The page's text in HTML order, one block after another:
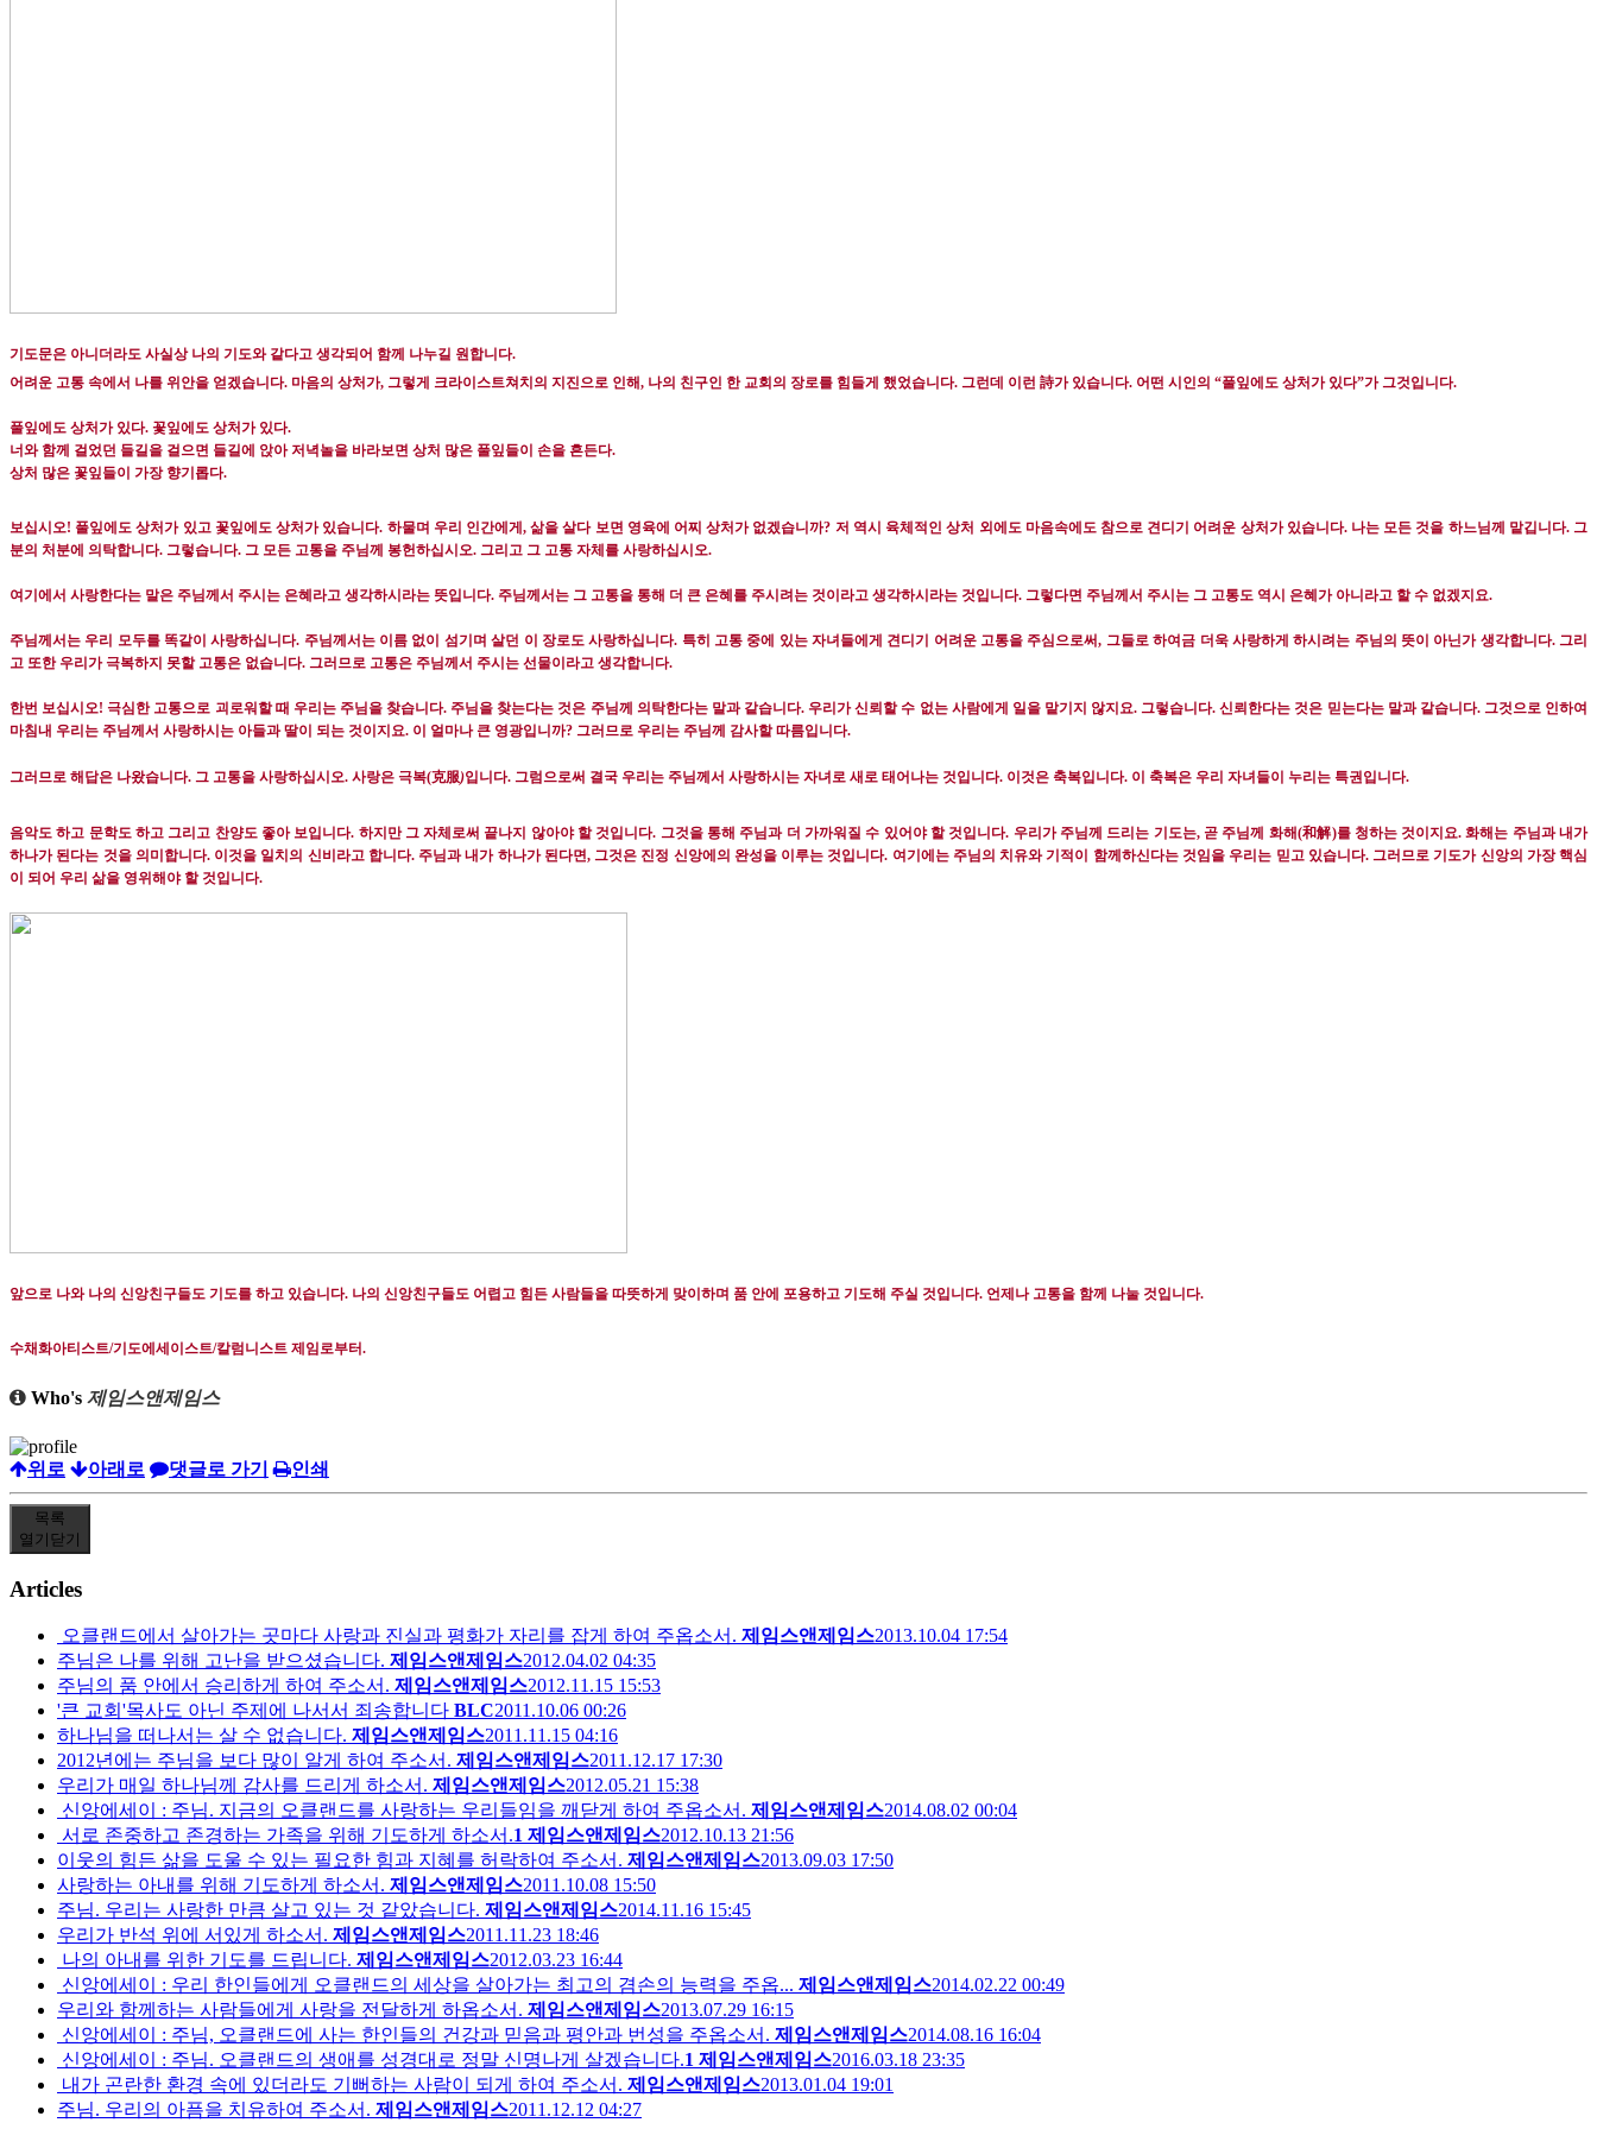
기도문은 아니더라도 사실상 나의 기도와 같다고 생각되어 함께 나누길 원합니다.
어려운 고통 속에서 나를 위안을 얻겠습니다. 마음의 상처가, 그렇게 크라이스트쳐치의 지진으로 인해, 나의 친구인 한 교회의 장로를 힘들게 했었습니다. 그런데 이런 詩가 있습니다. 어떤 시인의 “풀잎에도 상처가 있다”가 그것입니다.
풀잎에도 상처가 있다. 꽃잎에도 상처가 있다.
너와 함께 걸었던 들길을 걸으면 들길에 앉아 저녁놀을 바라보면 상처 많은 풀잎들이 손을 흔든다.
상처 많은 꽃잎들이 가장 향기롭다.
보십시오! 풀잎에도 상처가 있고 꽃잎에도 상처가 있습니다. 하물며 우리 인간에게 ,삶을 살다 보면 영육에 어찌 상처가 없겠습니까? 저 역시 육체적인 상처 외에도 마음속에도 참으로 견디기 어려운 상처가 있습니다. 나는 모든 것을 하느님께 맡깁니다.그
분의 처분에 의탁합니다. 그렇습니다. 그 모든 고통을 주님께 봉헌하십시오. 그리고 그 고통 자체를 사랑하십시오.
여기에서 사랑한다는 말은 주님께서 주시는 은혜라고 생각하시라는 뜻입니다. 주님께서는 그 고통을 통해 더 큰 은혜를 주시려는 것이라고 생각하시라는 것입니다. 그렇다면 주님께서 주시는 그 고통도 역시 은혜가 아니라고 할 수 없겠지요.
주님께서는 우리 모두를 똑같이 사랑하십니다. 주님께서는 이름 없이 섬기며 살던 이 장로도 사랑하십니다. 특히 고통 중에 있는 자녀들에게 견디기 어려운 고통을 주심으로써, 그들로 하여금 더욱 사랑하게 하시려는 주님의 뜻이 아닌가 생각합니다.그리
고 또한 우리가 극복하지 못할 고통은 없습니다. 그러므로 고통은 주님께서 주시는 선물이라고 생각합니다.
한번 보십시오!극심한 고통으로 괴로워할 때 우리는 주님을 찾습니다. 주님을 찾는다는 것은 주님께 의탁한다는 말과 같습니다. 우리가 신뢰할 수 없는 사람에게 일을 맡기지 않지요. 그렇습니다.신뢰한다는 것은 믿는다는 말과 같습니다. 그것으로 인하여
마침내 우리는 주님께서 사랑하시는 아들과 딸이 되는 것이지요. 이 얼마나 큰 영광입니까? 그러므로 우리는 주님께 감사할 따름입니다.
그러므로 해답은 나왔습니다. 그 고통을 사랑하십시오. 사랑은 극복(克服)입니다. 그럼으로써 결국 우리는 주님께서 사랑하시는 자녀로 새로 태어나는 것입니다. 이것은 축복입니다. 이 축복은 우리 자녀들이 누리는 특권입니다.
음악도 하고 문학도 하고 그리고 찬양도 좋아 보입니다. 하지만 그 자체로써 끝나지 않아야 할 것입니다. 그것을 통해 주님과 더 가까워질 수 있어야 할 것입니다. 우리가 주님께 드리는 기도는, 곧 주님께 화해(和解)를 청하는 것이지요.화해는 주님과 내가
하나가 된다는 것을 의미합니다. 이것을 일치의 신비라고 합니다. 주님과 내가 하나가 된다면,그것은 진정 신앙에의 완성을 이루는 것입니다. 여기에는 주님의 치유와 기적이 함께하신다는 것임을 우리는 믿고 있습니다.그러므로 기도가 신앙의 가장 핵심
이 되어 우리 삶을 영위해야 할 것입니다.
앞으로 나와 나의 신앙친구들도 기도를 하고 있습니다. 나의 신앙친구들도 어렵고 힘든 사람들을 따뜻하게 맞이하며 품 안에 포용하고 기도해 주실 것입니다. 언제나 고통을 함께 나눌 것입니다.
수채화아티스트/기도에세이스트/칼럼니스트 제임로부터.
Who's 제임스앤제임스
위로 아래로 댓글로 가기 인쇄
목록
열기 닫기
Articles
오클랜드에서 살아가는 곳마다 사랑과 진실과 평화가 자리를 잡게 하여 주옵소서. 제임스앤제임스2013.10.04 17:54
주님은 나를 위해 고난을 받으셨습니다. 제임스앤제임스2012.04.02 04:35
주님의 품 안에서 승리하게 하여 주소서. 제임스앤제임스2012.11.15 15:53
'큰 교회'목사도 아닌 주제에 나서서 죄송합니다 BLC2011.10.06 00:26
하나님을 떠나서는 살 수 없습니다. 제임스앤제임스2011.11.15 04:16
2012년에는 주님을 보다 많이 알게 하여 주소서. 제임스앤제임스2011.12.17 17:30
우리가 매일 하나님께 감사를 드리게 하소서. 제임스앤제임스2012.05.21 15:38
신앙에세이 : 주님. 지금의 오클랜드를 사랑하는 우리들임을 깨닫게 하여 주옵소서. 제임스앤제임스2014.08.02 00:04
서로 존중하고 존경하는 가족을 위해 기도하게 하소서.1 제임스앤제임스2012.10.13 21:56
이웃의 힘든 삶을 도울 수 있는 필요한 힘과 지혜를 허락하여 주소서. 제임스앤제임스2013.09.03 17:50
사랑하는 아내를 위해 기도하게 하소서. 제임스앤제임스2011.10.08 15:50
주님. 우리는 사랑한 만큼 살고 있는 것 같았습니다. 제임스앤제임스2014.11.16 15:45
우리가 반석 위에 서있게 하소서. 제임스앤제임스2011.11.23 18:46
나의 아내를 위한 기도를 드립니다. 제임스앤제임스2012.03.23 16:44
신앙에세이 : 우리 한인들에게 오클랜드의 세상을 살아가는 최고의 겸손의 능력을 주옵... 제임스앤제임스2014.02.22 00:49
우리와 함께하는 사람들에게 사랑을 전달하게 하옵소서. 제임스앤제임스2013.07.29 16:15
신앙에세이 : 주님, 오클랜드에 사는 한인들의 건강과 믿음과 평안과 번성을 주옵소서. 제임스앤제임스2014.08.16 16:04
신앙에세이 : 주님. 오클랜드의 생애를 성경대로 정말 신명나게 살겠습니다.1 제임스앤제임스2016.03.18 23:35
내가 곤란한 환경 속에 있더라도 기뻐하는 사람이 되게 하여 주소서. 제임스앤제임스2013.01.04 19:01
주님. 우리의 아픔을 치유하여 주소서. 제임스앤제임스2011.12.12 04:27